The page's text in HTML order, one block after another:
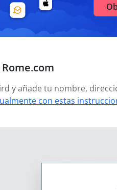
y añade tu nombre,
con estas